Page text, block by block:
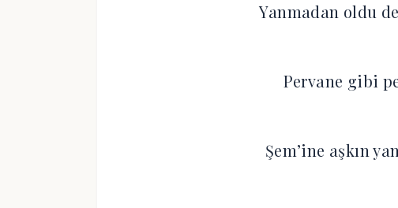
Yanmadan oldu
Pervane gibi
Şem’ine aşkın